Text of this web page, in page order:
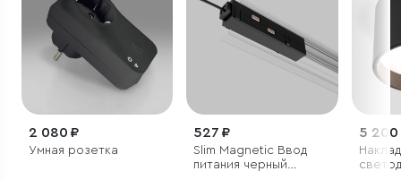
2 080 ₽
Умная розетка
527 ₽
Slim Magnetic Ввод
питания черный
5 200